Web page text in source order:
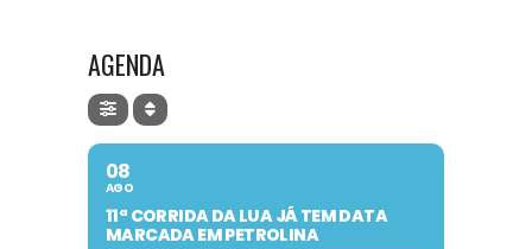
AGENDA
08
AGO
11ª CORRIDA DA LUA JÁ TEM DATA
MARCADA EM PETROLINA